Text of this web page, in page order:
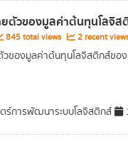
ตัวของมูลค่าต้นทุนโลจิ
845 total views 2 recent
ของมูลค่าต้นทุนโลจิสติกส์ของ
ร์การพัฒนาระบบโลจิสติกส์